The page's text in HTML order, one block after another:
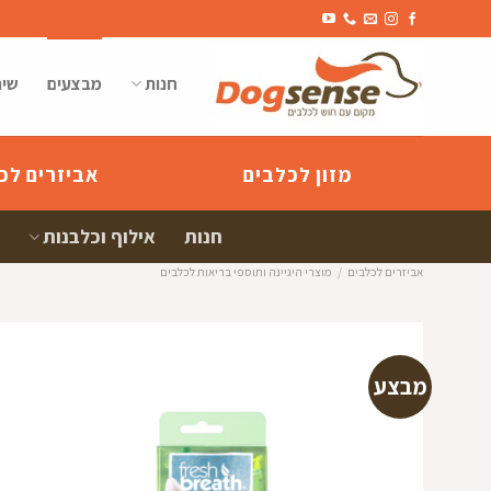
to
חנות מבצעים
מזון לכלבים אביזרים
חנות אילוף וכלבנות
אביזרים לכלבים / מוצרי היגיינה ותוספי בריאות לכלבים
מבצע